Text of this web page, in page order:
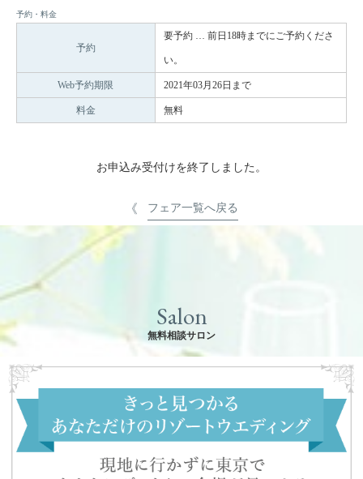
予約・料金
予約
要予約 … 前日18時までにご予約くださ
い。
Web予約期限 2021年03月26日まで
料金 無料
お申込み受付けを終了しました。
フェア一覧へ戻る
Salon
無料相談サロン